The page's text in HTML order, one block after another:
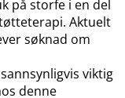
på storfe i en del
Aktuelt
søknad om
viktig
denne